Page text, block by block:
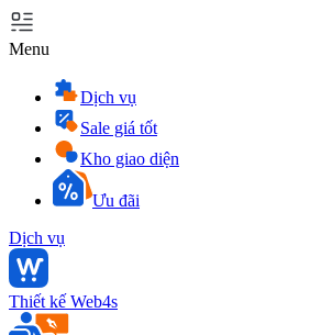
Menu
Dịch vụ
Sale giá tốt
Kho giao diện
Ưu đãi
Dịch vụ
Thiết kế Web4s